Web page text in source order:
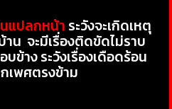
แปลกหน้า ระวังจะเกิดเหตุ
น จะมีเรื่องติดขัดไม่ราบ
ข้าง ระวังเรื่องเดือดร้อน
เพศตรงข้าม